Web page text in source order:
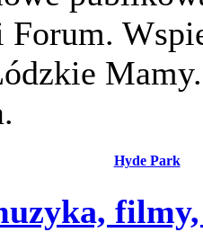
Mamy.
Hyde Park